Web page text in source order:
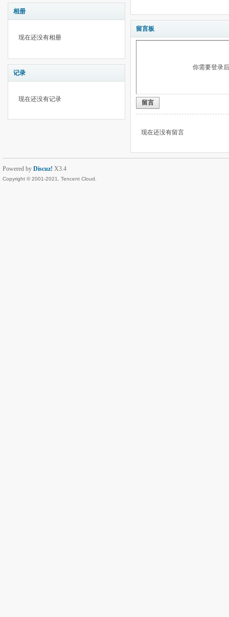
相册
现在还没有相册
记录
现在还没有记录
留言板
你需要登录
留言
现在还没有留言
Powered by Discuz! X3.4
Copyright © 2001-2021, Tencent Cloud.